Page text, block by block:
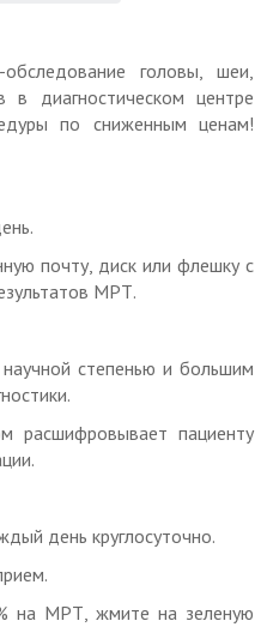
одного сегмента челюсти
тканей шеи.
МРТ шейного отдела
отростков шейных
краниовертебрального
МРТ одного отдела
грудной, пояснично-
или крестцово-
за МРТ двух отделов
грудной, пояснично-
головы, шеи,
в диагностическом центре
по сниженным ценам!
почту, диск или флешку с
МРТ.
степенью и большим
расшифровывает пациенту
день круглосуточно.
на МРТ, жмите на зеленую